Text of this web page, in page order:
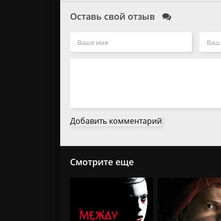
Оставь свой отзыв
Добавить комментарий
Смотрите еще